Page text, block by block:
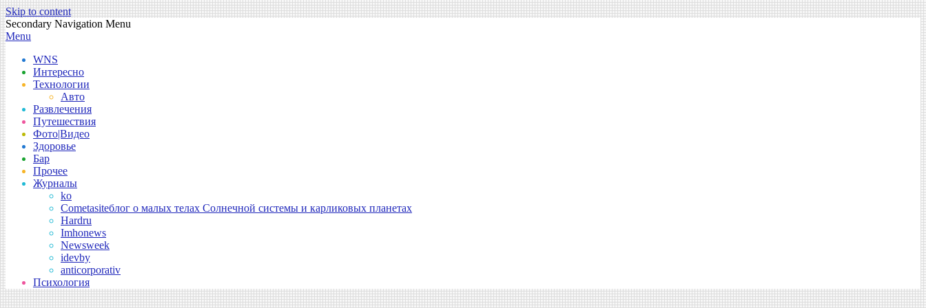
Skip to content
Secondary Navigation Menu
Menu
WNS
Интересно
Технологии
Авто
Развлечения
Путешествия
Фото|Видео
Здоровье
Бар
Прочее
Журналы
ko
Cometasiteблог о малых телах Солнечной системы и карликовых планетах
Hardru
Imhonews
Newsweek
idevby
anticorporativ
Психология